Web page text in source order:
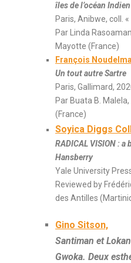
îles de l’océan Indien
Paris, Anibwe, coll.
Par Linda
Mayotte (France)
François
Un tout autre Sartre
Paris, Gallimard,
Par Buata B.
(France)
Soyica Diggs
RADICAL VISION :
Hansberry
Yale University
Reviewed by
des Antilles
Gino Sitson,
Santiman et
Gwoka. Deux